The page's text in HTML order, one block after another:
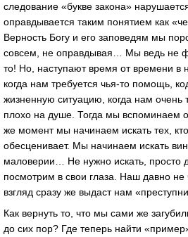
следование «букве закона»
оправдывается таким понятием как
Верность Богу и его заповедям мы
совсем, не оправдывая… Мы ведь не
то! Но, наступают время от времени в
когда нам требуется чья-то помощь,
жизненную ситуацию, когда нам
плохо на душе. Тогда мы вспоминаем
же момент мы начинаем искать тех,
обесценивает. Мы начинаем искать
маловерии… Не нужно искать, просто
посмотрим в свои глаза. Наш давно не
взгляд сразу же выдаст нам
Как вернуть то, что мы сами же
до сих пор? Где теперь найти